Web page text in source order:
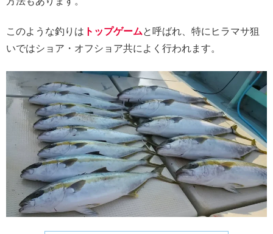
このような釣りは トップゲームと呼ばれ、特にヒラマサ狙
いではショア・オフショア共によく行われます。